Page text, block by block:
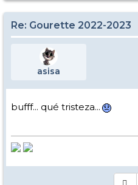
Re: Gourette 2022-2023
asisa
bufff... qué tristeza...